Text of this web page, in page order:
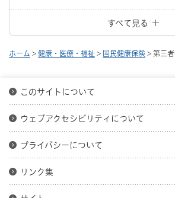
すべて見る
ホーム > 健康・医療・福祉 > 国民健康保険 > 第三
このサイトについて
ウェブアクセシビリティについて
プライバシーについて
リンク集